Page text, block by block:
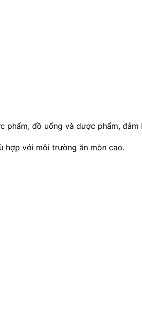
phẩm, đồ uống và dược phẩm, đảm
hợp với môi trường ăn mòn cao.